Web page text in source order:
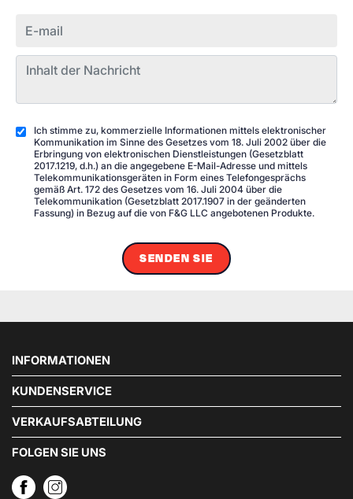
Ich stimme zu, kommerzielle Informationen mittels elektronischer
Kommunikation im Sinne des Gesetzes vom 18. Juli 2002 über die
Erbringung von elektronischen Dienstleistungen (Gesetzblatt
2017.1219, d.h.) an die angegebene E-Mail-Adresse und mittels
Telekommunikationsgeräten in Form eines Telefongesprächs
gemäß Art. 172 des Gesetzes vom 16. Juli 2004 über die
Telekommunikation (Gesetzblatt 2017.1907 in der geänderten
Fassung) in Bezug auf die von F&G LLC angebotenen Produkte.
SENDEN SIE
INFORMATIONEN
KUNDENSERVICE
VERKAUFSABTEILUNG
FOLGEN SIE UNS